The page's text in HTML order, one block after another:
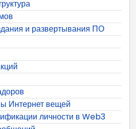
и развертывания ПО
Интернет вещей
личности в Web3